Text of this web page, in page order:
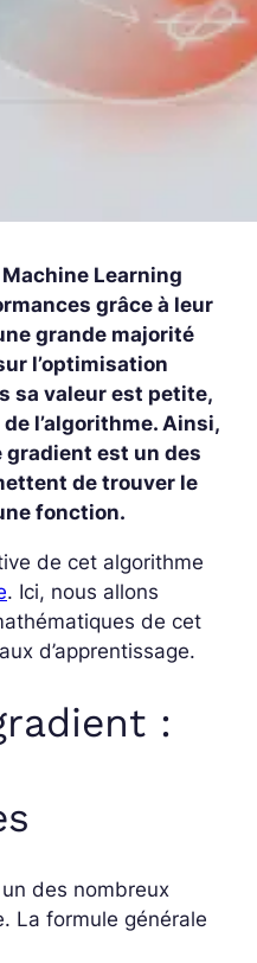
Learning
grâce à leur
grande majorité
l’optimisation
sa valeur est petite,
l’algorithme. Ainsi,
gradient est un des
de trouver le
fonction.
de cet algorithme
. Ici, nous allons
de cet
d’apprentissage.
:
des nombreux
La formule générale